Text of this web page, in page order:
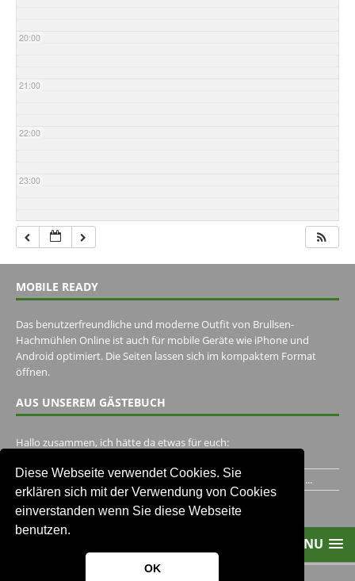
Diese Webseite verwendet Cookies. Sie
erklären sich mit der Verwendung von Cookies
einverstanden wenn Sie diese Webseite
benutzen.
OK
20:00
21:00
22:00
23:00
MOBILE READY
Das benutzerfreundliche und moderne Outfit von Brullsen-
Hachmühlen Online ist auch für mobile Geräte wie iPhone und
Android optimiert. Die Seiten lassen sich im kompaktem Format
öffnen.
AUS UNSEREM GÄSTEBUCH
Hallo zusammen, ich hätte da etwas für euch:
Ich habe ein Jahr im Gasthaus Hugo Pape verbracht..Habe ihn...
Unser Gästebuch besuchen
MENU